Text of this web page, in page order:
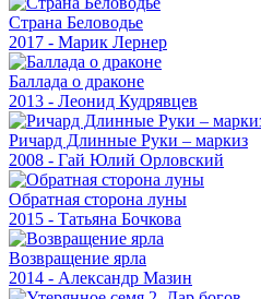
Страна Беловодье
2017 - Марик Лернер
Баллада о драконе
2013 - Леонид Кудрявцев
Ричард Длинные Руки – маркиз
2008 - Гай Юлий Орловский
Обратная сторона луны
2015 - Татьяна Бочкова
Возвращение ярла
2014 - Александр Мазин